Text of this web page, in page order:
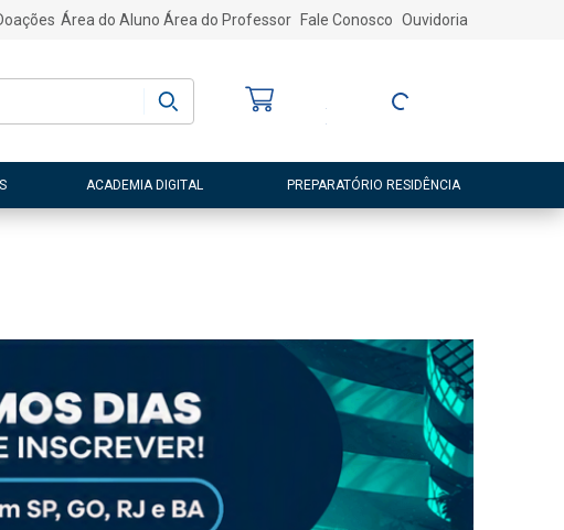
Área do Aluno Área do Professor Fale Conosco Ouvidoria
Entre ou Cadastre-
ACADEMIA DIGITAL PREPARATÓRIO RESIDÊNCIA